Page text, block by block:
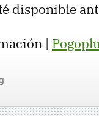
disponible
|